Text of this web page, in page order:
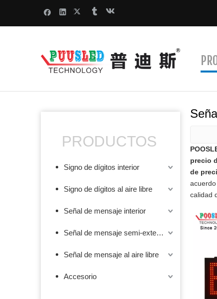
PRODUCTOS
Signo de dígitos interior
Signo de dígitos al aire libre
Señal de mensaje interior
Señal de mensaje semi-exterior
Señal de mensaje al aire libre
Accesorio
precio
de
calidad